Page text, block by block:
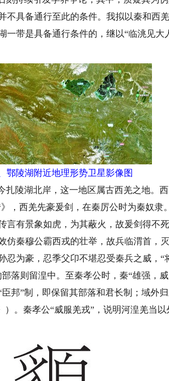
不具备通行至此的条件。我拟以秦和西
一带是具备通行条件的，继以“临洮见大
鄂陵湖附近地理形势卫星影像图
陵湖北岸，这一地区属古西羌之地。
，西羌先豪爰剑，在秦厉公时为秦奴隶
言有景象如虎，为其蔽火，故爰剑得不
仿秦穆公霸西戎的壮举，故兵临渭首，
忍为豪，忍季父卬不堪忍受秦兵之威，“
落则留湟中。至秦孝公时，秦“雄强，
邦”制，即保留其部落和君长制；域外
）。秦孝公“威服羌戎”，说明河湟羌当